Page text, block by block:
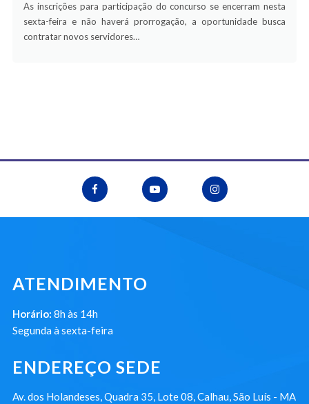
As inscrições para participação do concurso se encerram nesta
sexta-feira e não haverá prorrogação, a oportunidade busca
contratar novos servidores…
ATENDIMENTO
Horário: 8h às 14h
Segunda à sexta-feira
ENDEREÇO SEDE
Av. dos Holandeses, Quadra 35, Lote 08, Calhau, São Luís - MA